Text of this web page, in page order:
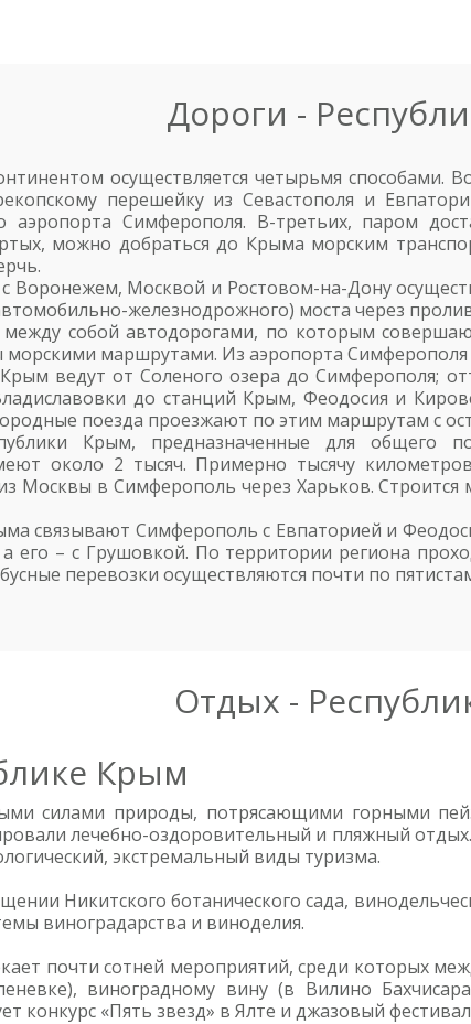
Дороги -
осуществляется четырьмя
перешейку из Севастополя и
аэропорта Симферополя. В-третьих, паром
можно добраться до Крыма морским
Москвой и Ростовом-на-Дону
железнодрожного) моста через
собой автодорогами, по которым
морскими маршрутами. Из аэропорта
ведут от Соленого озера до Симферополя;
до станций Крым, Феодосия и
поезда проезжают по этим маршрутам с
Крым, предназначенные для общего
около 2 тысяч. Примерно тысячу
Москвы в Симферополь через Харьков.
связывают Симферополь с Евпаторией и
его – с Грушовкой. По территории региона
перевозки осуществляются почти по
Отдых -
Крым
силами природы, потрясающими горными
лечебно-оздоровительный и пляжный
экстремальный виды туризма.
Никитского ботанического сада,
виноградарства и виноделия.
почти сотней мероприятий, среди которых
виноградному вину (в Вилино
конкурс «Пять звезд» в Ялте и джазовый